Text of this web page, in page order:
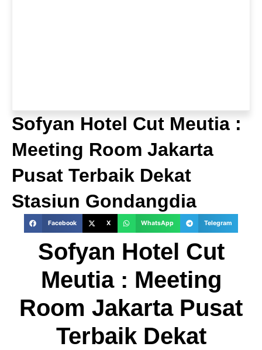
Sofyan Hotel Cut Meutia :
Meeting Room Jakarta
Pusat Terbaik Dekat
Stasiun Gondangdia
Facebook X WhatsApp Telegram
Sofyan Hotel Cut
Meutia : Meeting
Room Jakarta Pusat
Terbaik Dekat